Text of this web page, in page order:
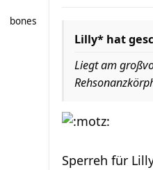
bones
Lilly* hat
Liegt am
Sperreh für